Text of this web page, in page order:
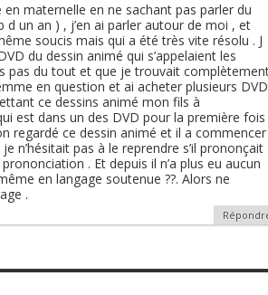
maternelle en ne sachant pas parler du
un an ) , j’en ai parler autour de moi , et
soucis mais qui a été très vite résolu . J
du dessin animé qui s’appelaient les
pas du tout et que je trouvait
en question et ai acheter plusieurs DVD
ce dessins animé mon fils à
est dans un des DVD pour la première fois
regardé ce dessin animé et il a commencer
n’hésitait pas à le reprendre s’il prononçait
. Et depuis il n’a plus eu aucun
en langage soutenue ??. Alors ne
.